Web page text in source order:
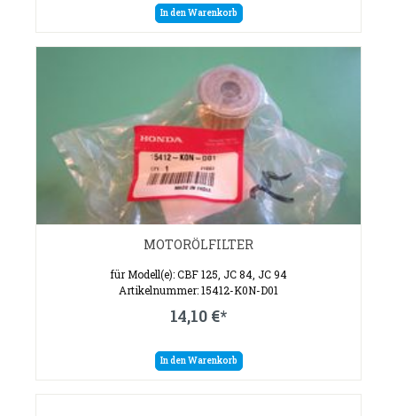
In den Warenkorb
MOTORÖLFILTER
für Modell(e): CBF 125, JC 84, JC 94
Artikelnummer: 15412-K0N-D01
14,10 €*
In den Warenkorb